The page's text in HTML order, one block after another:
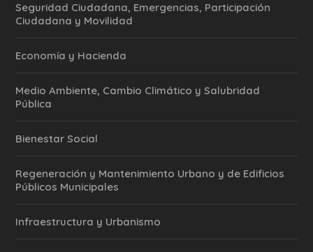
Seguridad Ciudadana, Emergencias, Participación
Ciudadana y Movilidad
Economía y Hacienda
Medio Ambiente, Cambio Climático y Salubridad
Pública
Bienestar Social
Regeneración y Mantenimiento Urbano y de Edificios
Públicos Municipales
Infraestructura y Urbanismo